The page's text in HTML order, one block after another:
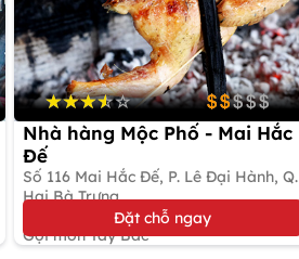
Nhà hàng Mộc Phố - Mai Hắc
Đế
Số 116 Mai Hắc Đế, P. Lê Đại Hành, Q.
Hai Bà Trưng
Gọi món Tây Bắc
Đặt chỗ ngay